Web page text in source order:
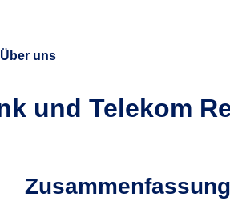
Über uns
und Telekom